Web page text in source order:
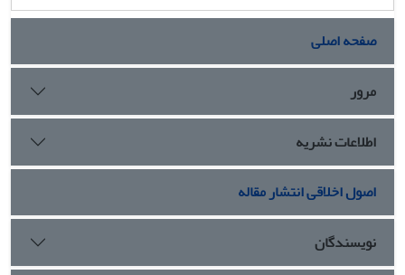
صفحه اصلی
مرور
اطلاعات نشریه
اصول اخلاقی انتشار مقاله
نویسندگان